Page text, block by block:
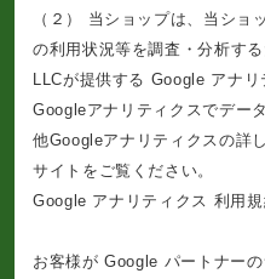
（２） 当ショップは、当ショ
の利用状況等を調査・分析す
LLCが提供する Google アナリ
Googleアナリティクスでデー
他Googleアナリティクスの詳
サイトをご覧ください。
Google アナリティクス 利用規
お客様が Google パートナー